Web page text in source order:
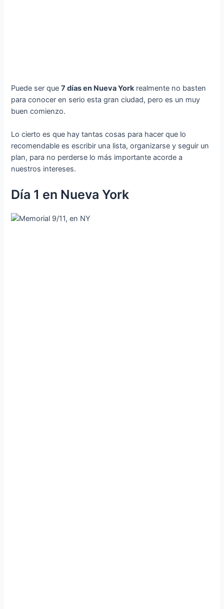
Puede ser que7 días en Nueva York realmente no basten
para conocer en serio esta gran ciudad, pero es un muy
buen comienzo.
Lo cierto es que hay tantas cosas para hacer que lo
recomendable es escribir una lista, organizarse y seguir un
plan, para no perderse lo más importante acorde a
nuestros intereses.
Día 1 en Nueva York